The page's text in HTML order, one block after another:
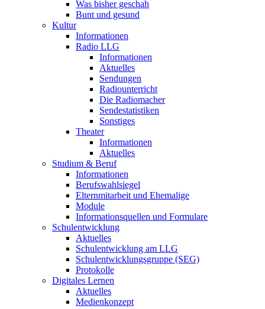
Was bisher geschah
Bunt und gesund
Kultur
Informationen
Radio LLG
Informationen
Aktuelles
Sendungen
Radiounterricht
Die Radiomacher
Sendestatistiken
Sonstiges
Theater
Informationen
Aktuelles
Studium & Beruf
Informationen
Berufswahlsiegel
Elternmitarbeit und Ehemalige
Module
Informationsquellen und Formulare
Schulentwicklung
Aktuelles
Schulentwicklung am LLG
Schulentwicklungsgruppe (SEG)
Protokolle
Digitales Lernen
Aktuelles
Medienkonzept